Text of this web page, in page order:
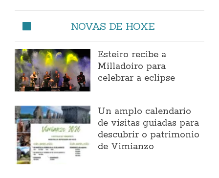
NOVAS DE HOXE
Esteiro recibe a
Milladoiro para
celebrar a eclipse
Un amplo calendario
de visitas guiadas para
descubrir o patrimonio
de Vimianzo